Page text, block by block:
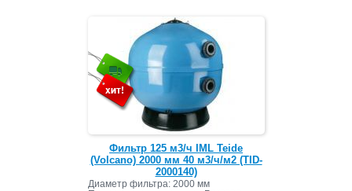
Фильтр 125 м3/ч IML Teide
(Volcano) 2000 мм 40 м3/ч/м2 (TID-
2000140)
Диаметр фильтра: 2000 мм